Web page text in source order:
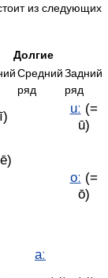
из следующих
Долгие
Средний
ряд
Задний
ряд
uː (=
ū)
oː (=
ō)
aː